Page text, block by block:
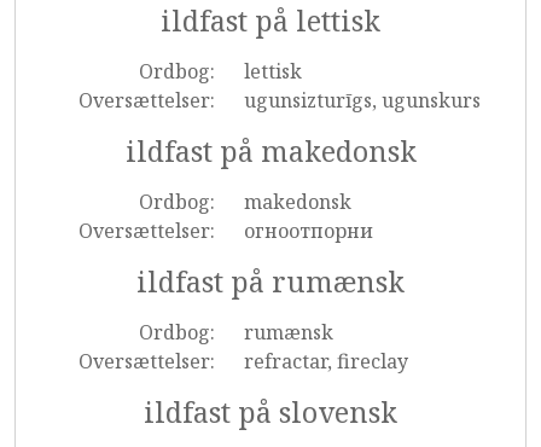
ildfast på lettisk
Ordbog:
lettisk
Oversættelser:
ugunsizturīgs, ugunskurs
ildfast på makedonsk
Ordbog:
makedonsk
Oversættelser:
огноотпорни
ildfast på rumænsk
Ordbog:
rumænsk
Oversættelser:
refractar, fireclay
ildfast på slovensk